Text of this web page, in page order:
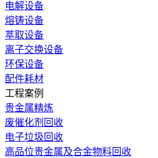
电解设备
熔铸设备
萃取设备
离子交换设备
环保设备
配件耗材
工程案例
贵金属精炼
废催化剂回收
电子垃圾回收
高品位贵金属及合金物料回收